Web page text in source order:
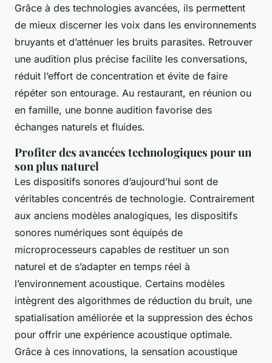
Grâce à des technologies avancées, ils permettent
de mieux discerner les voix dans les environnements
bruyants et d’atténuer les bruits parasites. Retrouver
une audition plus précise facilite les conversations,
réduit l’effort de concentration et évite de faire
répéter son entourage. Au restaurant, en réunion ou
en famille, une bonne audition favorise des
échanges naturels et fluides.
Profiter des avancées technologiques pour un
son plus naturel
Les dispositifs sonores d’aujourd’hui sont de
véritables concentrés de technologie. Contrairement
aux anciens modèles analogiques, les dispositifs
sonores numériques sont équipés de
microprocesseurs capables de restituer un son
naturel et de s’adapter en temps réel à
l’environnement acoustique. Certains modèles
intègrent des algorithmes de réduction du bruit, une
spatialisation améliorée et la suppression des échos
pour offrir une expérience acoustique optimale.
Grâce à ces innovations, la sensation acoustique